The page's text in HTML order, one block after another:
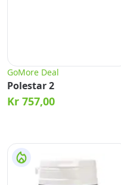
GoMore Deal
Polestar 2
Kr 757,00